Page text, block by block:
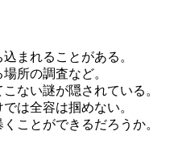
まれることがある。
所の調査など。
ない謎が隠されている。
は全容は掴めない。
ことができるだろうか。